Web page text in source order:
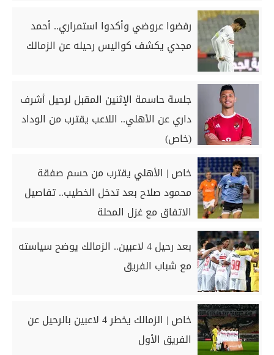
رفضوا عروضي وأكدوا استمراري.. أحمد
مجدي يكشف كواليس رحيله عن الزمالك
جلسة حاسمة الإثنين المقبل لرحيل أشرف
داري عن الأهلي.. اللاعب يقترب من الوداد
(خاص)
خاص | الأهلي يقترب من حسم صفقة
محمود صلاح بعد تدخل الخطيب.. تفاصيل
الاتفاق مع غزل المحلة
بعد رحيل 4 لاعبين.. الزمالك يوضح سياسته
مع شباب الفريق
خاص | الزمالك يخطر 4 لاعبين بالرحيل عن
الفريق الأول